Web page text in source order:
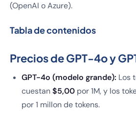
(OpenAI o Azure).
Tabla de contenidos
Precios de GPT-4o y
GPT-4o (modelo grande): Los
cuestan$5,00 por 1M, y los
por 1 millon de tokens.